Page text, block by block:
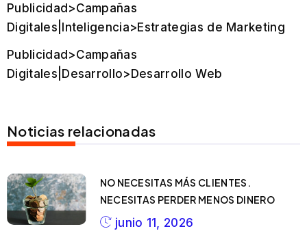
Publicidad>Campañas
Digitales|Inteligencia>Estrategias de Marketing
Publicidad>Campañas
Digitales|Desarrollo>Desarrollo Web
Noticias relacionadas
NO NECESITAS MÁS CLIENTES.
NECESITAS PERDER MENOS DINERO
junio 11, 2026